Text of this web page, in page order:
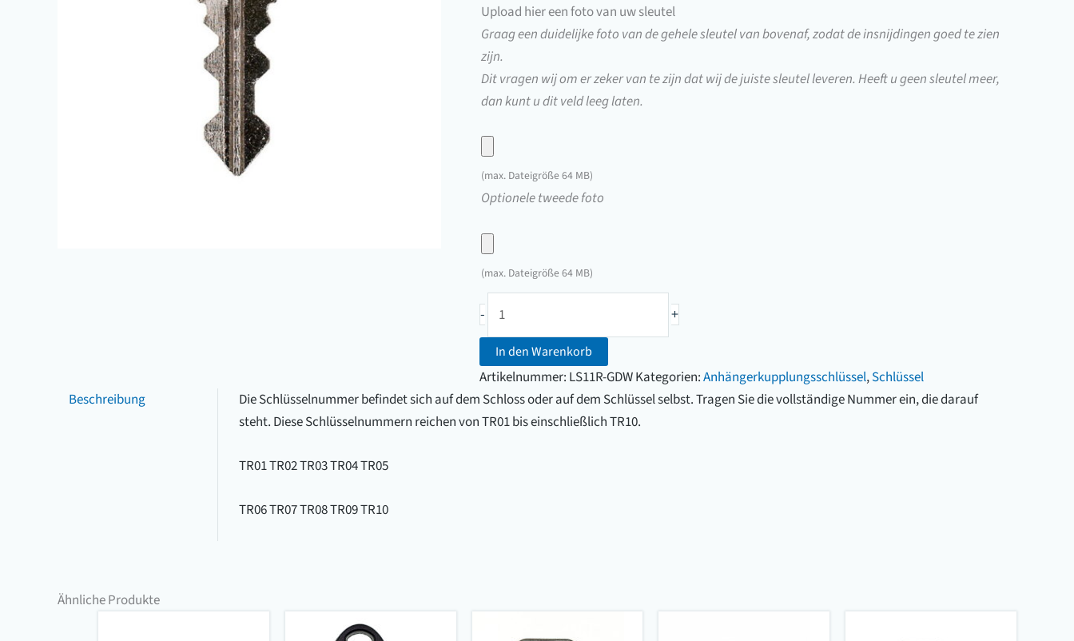
TR10)
Upload hier een foto van uw sleutel
Graag een duidelijke foto van de gehele sleutel van bovenaf, zodat de insnijdingen goed te zien
zijn.
Dit vragen wij om er zeker van te zijn dat wij de juiste sleutel leveren. Heeft u geen sleutel meer,
dan kunt u dit veld leeg laten.
hier
een
van
uw
sleutel
(max. Dateigröße 64 MB)
Upload
foto
van
uw
sleutel
Optionele tweede foto
(max. Dateigröße 64 MB)
-
GDW
Witter
(TR01
bis
+
In den Warenkorb
Artikelnummer: LS11R-GDWKategorien:Anhängerkupplungsschlüssel,Schlüssel
Beschreibung
Die Schlüsselnummer befindet sich auf dem Schloss oder auf dem Schlüssel selbst. Tragen Sie die vollständige Nummer ein, die darauf
steht. Diese Schlüsselnummern reichen von TR01 bis einschließlich TR10.
TR01 TR02 TR03 TR04 TR05
TR06 TR07 TR08 TR09 TR10
Ähnliche Produkte